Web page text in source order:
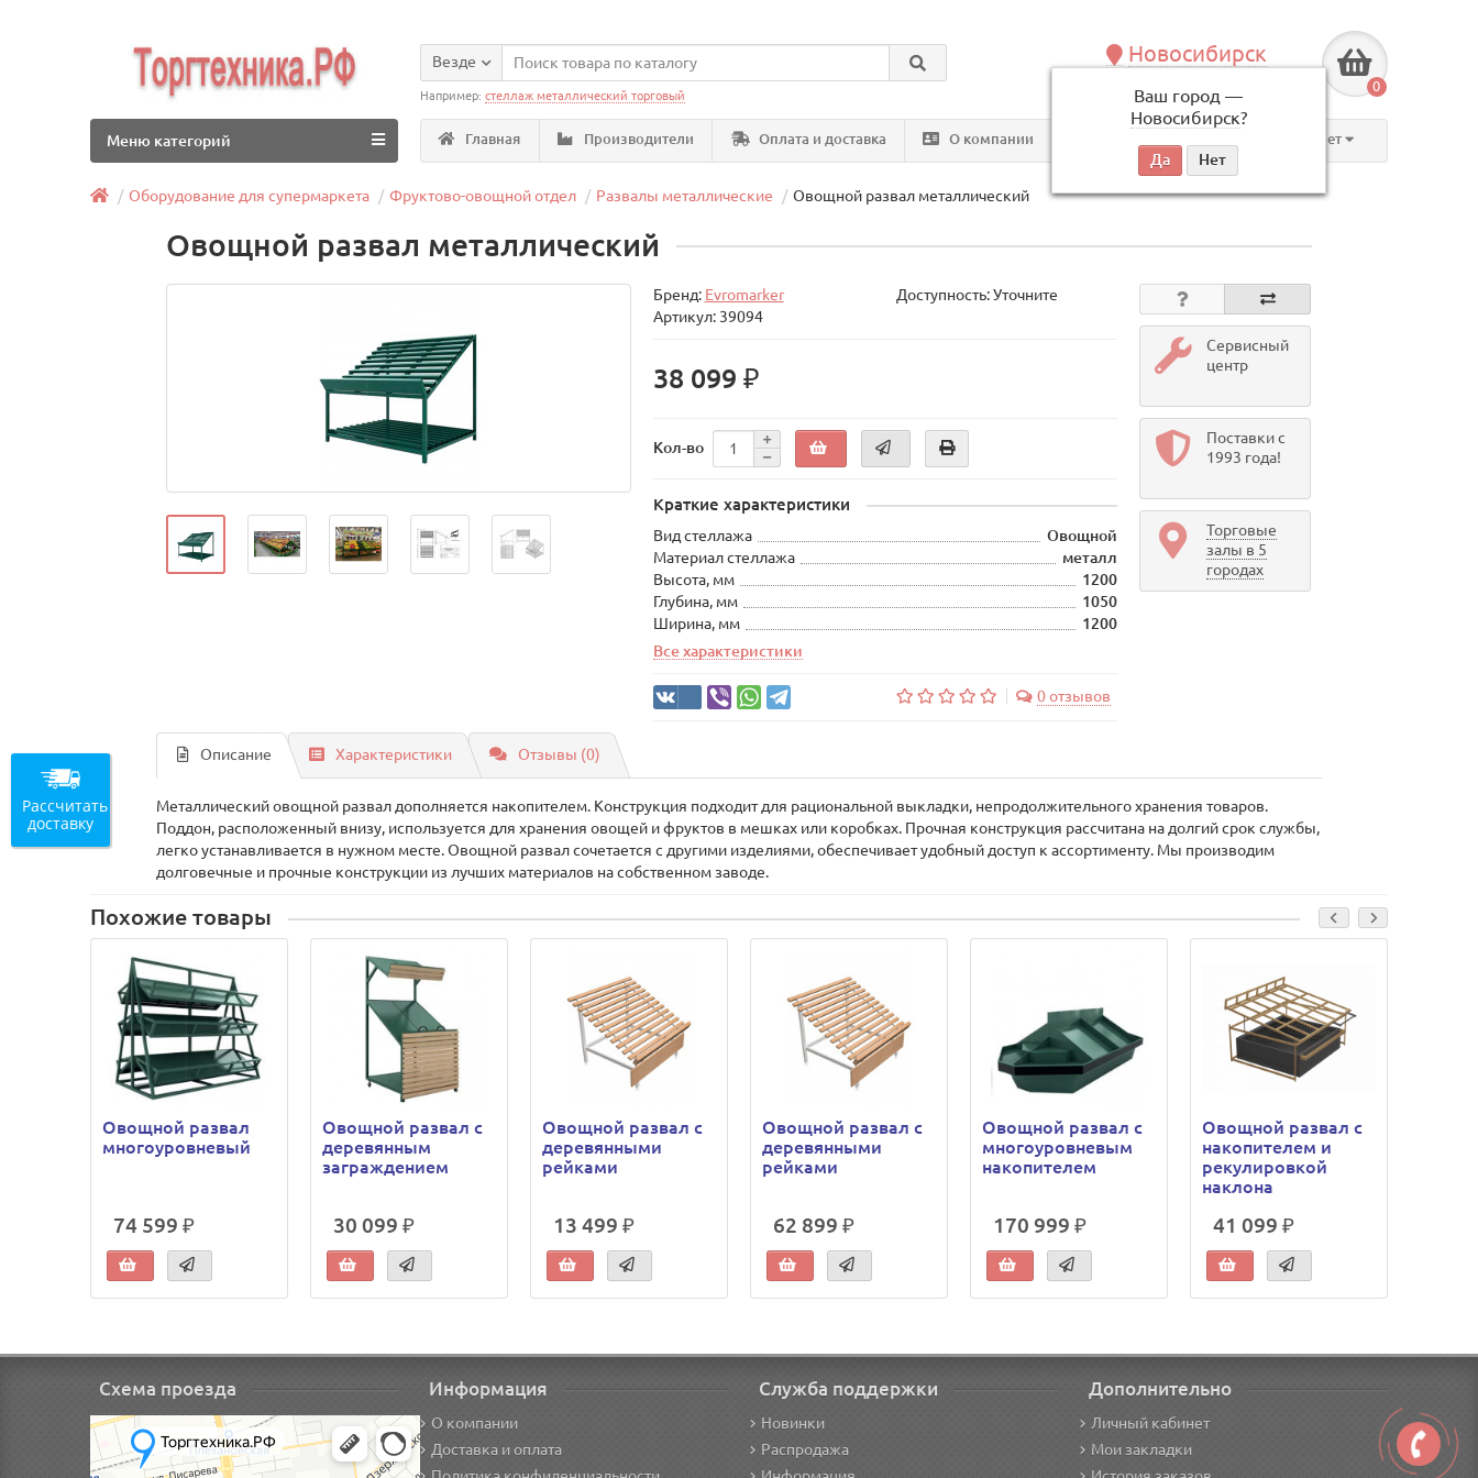
Новосибирск
Ваш город —
Новосибирск?
по будням, с 09:00 до 18:00
0
Везде
Например:стеллаж металлический торговый
Главная Производители Оплата и доставка О компании Личный кабинет
Меню категорий
Оборудование для супермаркета Фруктово-овощной отдел Развалы металлические Овощной развал металлический
Овощной развал металлический
Бренд: Evromarker
Доступность: Уточните
Артикул: 39094
38 099 ₽
Кол-во
Краткие характеристики
Вид стеллажа
Овощной
Материал стеллажа
металл
Высота, мм
1200
Глубина, мм
1050
Ширина, мм
1200
Все характеристики
0 отзывов
Сервисный
центр
Поставки с
1993 года!
Торговые
залы в 5
городах
Описание Характеристики Отзывы (0)
Металлический овощной развал дополняется накопителем. Конструкция подходит для рациональной выкладки, непродолжительного хранения товаров.
Поддон, расположенный внизу, используется для хранения овощей и фруктов в мешках или коробках. Прочная конструкция рассчитана на долгий срок службы,
легко устанавливается в нужном месте. Овощной развал сочетается с другими изделиями, обеспечивает удобный доступ к ассортименту. Мы производим
долговечные и прочные конструкции из лучших материалов на собственном заводе.
Похожие товары
Овощной развал
многоуровневый
74 599 ₽
Овощной развал с
деревянным
заграждением
30 099 ₽
Овощной развал с
деревянными
рейками
13 499 ₽
Овощной развал с
деревянными
рейками
62 899 ₽
Овощной развал с
многоуровневым
накопителем
170 999 ₽
Овощной развал с
накопителем и
рекулировкой
наклона
41 099 ₽
Схема проезда Информация
О компании
Доставка и оплата
Служба поддержки
Новинки
Распродажа
Дополнительно
Личный кабинет
Мои закладки
Рассчитать
доставку